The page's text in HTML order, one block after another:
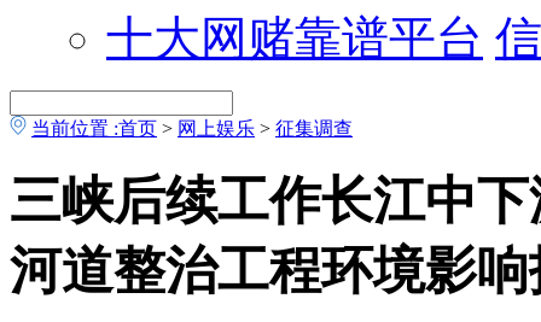
十大网赌靠谱平台
当前位置 :首页 > 网上娱乐 > 征集调查
三峡后续工作长江中
河道整治工程环境影